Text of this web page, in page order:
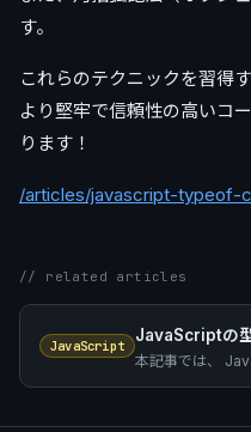
す。
これらのテクニックを習得す
より堅牢で信頼性の高いコ
ります！
/articles/javascript-typeof-
// related articles
JavaScript